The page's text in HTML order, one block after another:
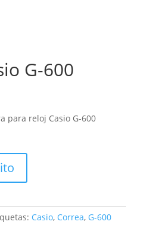
G-600
para reloj Casio G-600
Casio, Correa, G-600